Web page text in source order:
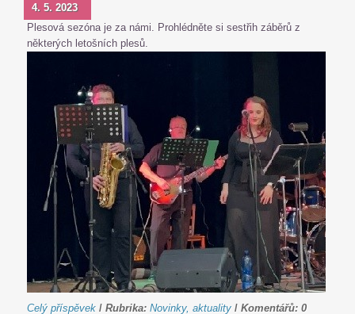
4. 5. 2023
Plesová sezóna je za námi. Prohlédněte si sestřih záběrů z
některých letošních plesů.
Celý příspěvek / Rubrika: Novinky, aktuality / Komentářů: 0